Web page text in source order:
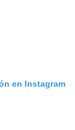
en Instagram